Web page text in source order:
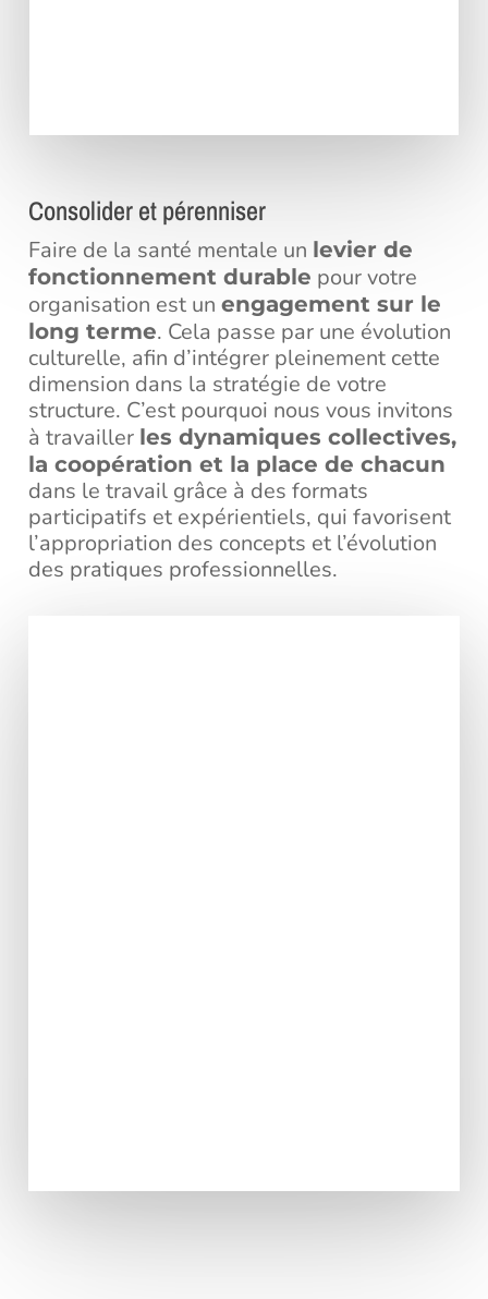
Consolider et pérenniser
Faire de la santé mentale un levier de
fonctionnement durable pour votre
organisation est un engagement sur le
long terme. Cela passe par une évolution
culturelle, afin d’intégrer pleinement cette
dimension dans la stratégie de votre
structure. C’est pourquoi nous vous invitons
à travailler les dynamiques collectives,
la coopération et la place de chacun
dans le travail grâce à des formats
participatifs et expérientiels, qui favorisent
l’appropriation des concepts et l’évolution
des pratiques professionnelles.